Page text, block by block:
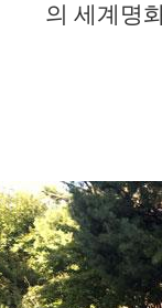
의 세계명